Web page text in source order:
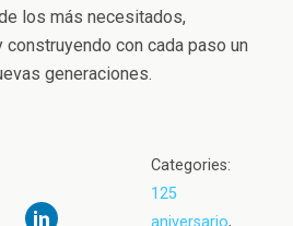
los más necesitados,
con cada paso un
generaciones.
Categories:
125
aniversario,